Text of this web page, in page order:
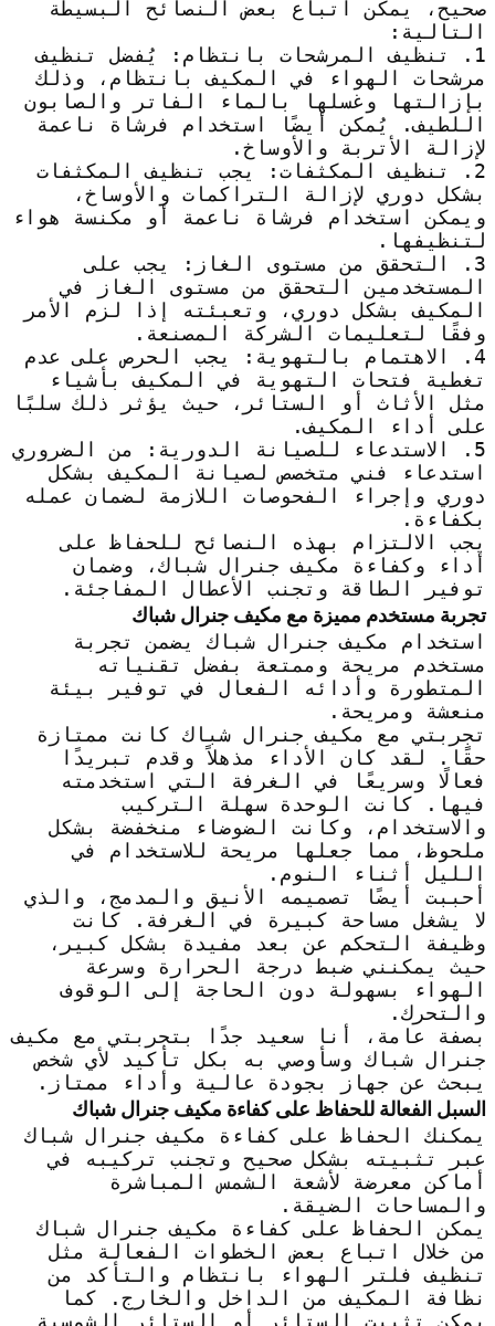
صحيح، يمكن اتباع بعض النصائح البسيطة
التالية:
1. تنظيف المرشحات بانتظام: يُفضل تنظيف
مرشحات الهواء في المكيف بانتظام، وذلك
بإزالتها وغسلها بالماء الفاتر والصابون
اللطيف. يُمكن أيضًا استخدام فرشاة ناعمة
لإزالة الأتربة والأوساخ.
2. تنظيف المكثفات: يجب تنظيف المكثفات
بشكل دوري لإزالة التراكمات والأوساخ،
ويمكن استخدام فرشاة ناعمة أو مكنسة هواء
لتنظيفها.
3. التحقق من مستوى الغاز: يجب على
المستخدمين التحقق من مستوى الغاز في
المكيف بشكل دوري، وتعبئته إذا لزم الأمر
وفقًا لتعليمات الشركة المصنعة.
4. الاهتمام بالتهوية: يجب الحرص على عدم
تغطية فتحات التهوية في المكيف بأشياء
مثل الأثاث أو الستائر، حيث يؤثر ذلك سلبًا
على أداء المكيف.
5. الاستدعاء للصيانة الدورية: من الضروري
استدعاء فني متخصص لصيانة المكيف بشكل
دوري وإجراء الفحوصات اللازمة لضمان عمله
بكفاءة.
يجب الالتزام بهذه النصائح للحفاظ على
أداء وكفاءة مكيف جنرال شباك، وضمان
توفير الطاقة وتجنب الأعطال المفاجئة.
تجربة مستخدم مميزة مع مكيف جنرال شباك
استخدام مكيف جنرال شباك يضمن تجربة
مستخدم مريحة وممتعة بفضل تقنياته
المتطورة وأدائه الفعال في توفير بيئة
منعشة ومريحة.
تجربتي مع مكيف جنرال شباك كانت ممتازة
حقًا. لقد كان الأداء مذهلاً وقدم تبريدًا
فعالًا وسريعًا في الغرفة التي استخدمته
فيها. كانت الوحدة سهلة التركيب
والاستخدام، وكانت الضوضاء منخفضة بشكل
ملحوظ، مما جعلها مريحة للاستخدام في
الليل أثناء النوم.
أحببت أيضًا تصميمه الأنيق والمدمج، والذي
لا يشغل مساحة كبيرة في الغرفة. كانت
وظيفة التحكم عن بعد مفيدة بشكل كبير،
حيث يمكنني ضبط درجة الحرارة وسرعة
الهواء بسهولة دون الحاجة إلى الوقوف
والتحرك.
بصفة عامة، أنا سعيد جدًا بتجربتي مع مكيف
جنرال شباك وسأوصي به بكل تأكيد لأي شخص
يبحث عن جهاز بجودة عالية وأداء ممتاز.
السبل الفعالة للحفاظ على كفاءة مكيف جنرال شباك
يمكنك الحفاظ على كفاءة مكيف جنرال شباك
عبر تثبيته بشكل صحيح وتجنب تركيبه في
أماكن معرضة لأشعة الشمس المباشرة
والمساحات الضيقة.
يمكن الحفاظ على كفاءة مكيف جنرال شباك
من خلال اتباع بعض الخطوات الفعالة مثل
تنظيف فلتر الهواء بانتظام والتأكد من
نظافة المكيف من الداخل والخارج. كما